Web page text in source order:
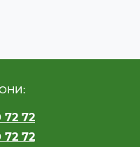
72 72
72 72